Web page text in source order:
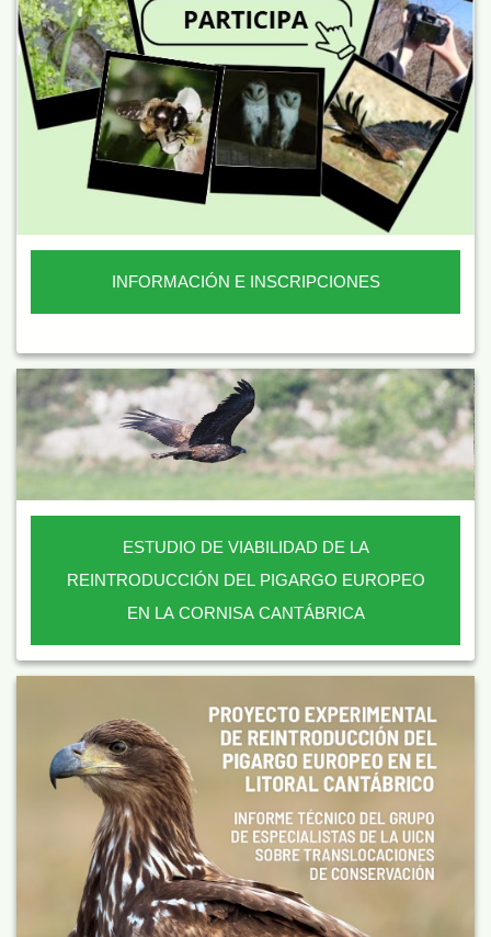
INFORMACIÓN E INSCRIPCIONES
ESTUDIO DE VIABILIDAD DE LA
REINTRODUCCIÓN DEL PIGARGO EUROPEO
EN LA CORNISA CANTÁBRICA